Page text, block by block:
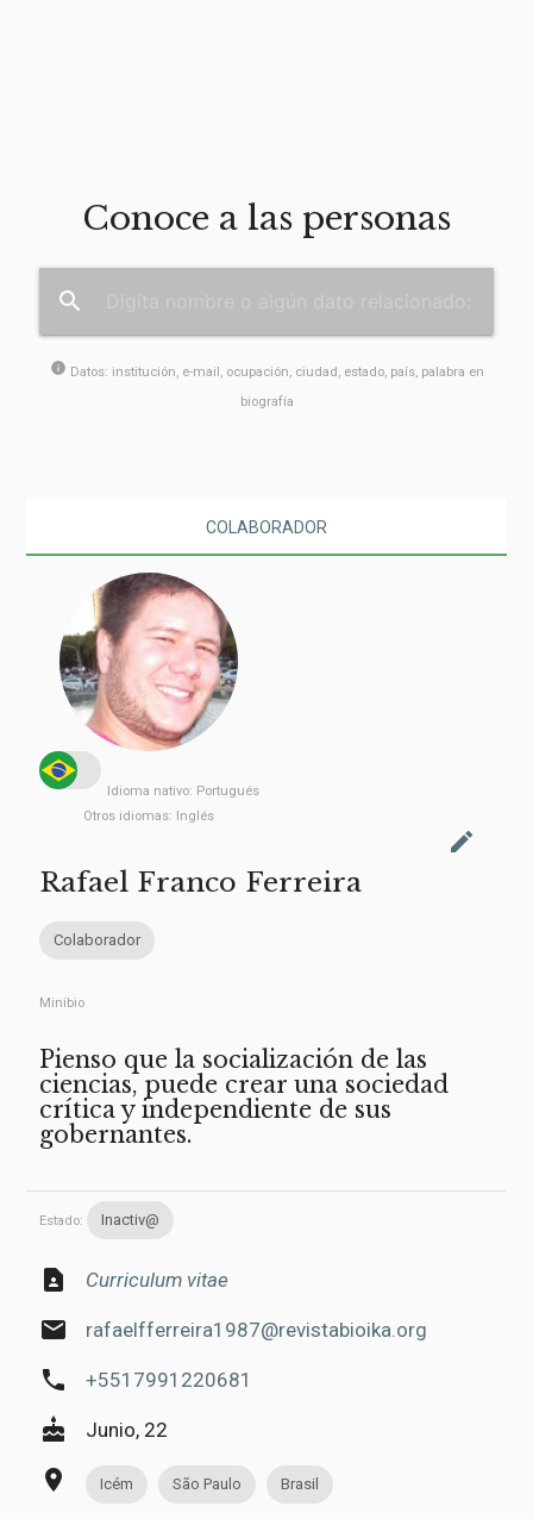
Conoce a las personas
search
info Datos: institución, e-mail, ocupación, ciudad, estado, país, palabra en
biografía
COLABORADOR
Idioma nativo: Portugués
Otros idiomas: Inglés
edit
Rafael Franco Ferreira
Colaborador
Minibio
Pienso que la socialización de las
ciencias, puede crear una sociedad
crítica y independiente de sus
gobernantes.
Estado: Inactiv@
contact_page Curriculum vitae
email rafaelfferreira1987@revistabioika.org
phone +5517991220681
cake Junio, 22
place Icém São Paulo Brasil